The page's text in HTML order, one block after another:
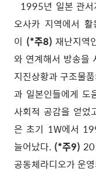
1995년 일본 관서
오사카 지역에서
이 (*주8) 재난지역
와 연계해서 방송을
지진상황과 구조물
과 일본인들에게 도
사회적 공감을 얻었
은 초기 1W에서
늘어났다. (*주9)
공동체라디오가 운